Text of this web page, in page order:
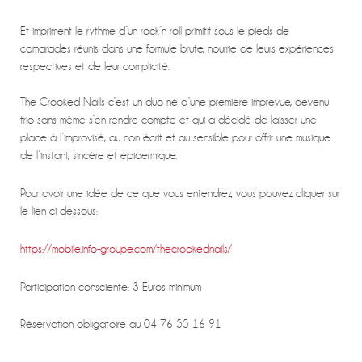
Et impriment le rythme d’un rock’n roll primitif sous le pieds de
camarades réunis dans une formule brute, nourrie de leurs expériences
respectives et de leur complicité.
The Crooked Nails c’est un duo né d’une première imprévue, devenu
trio sans même s’en rendre compte et qui a décidé de laisser une
place à l’improvisé, au non écrit et au sensible pour offrir une musique
de l’instant, sincère et épidermique.
Pour avoir une idée de ce que vous entendrez, vous pouvez cliquer sur
le lien ci dessous:
https://mobile.info-groupe.com/thecrookednails/
Participation consciente: 3 Euros minimum
Réservation obligatoire au 04 76 55 16 91